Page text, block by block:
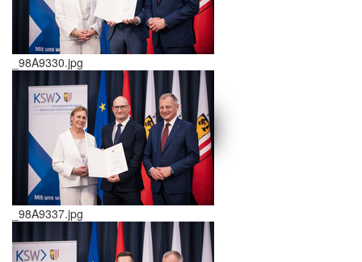
schließen X
<< >>
_98A9330.jpg
_98A9337.jpg